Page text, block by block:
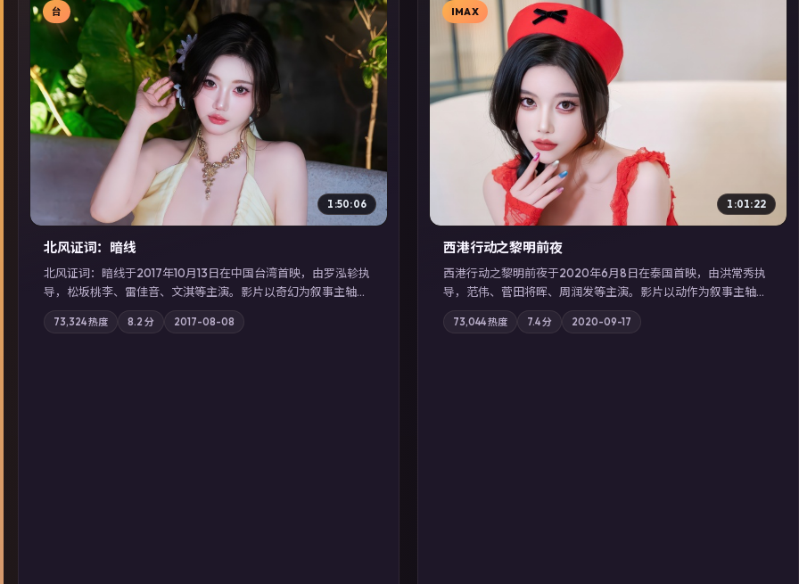
▶
台
1:50:06
北风证词：暗线
北风证词：暗线于2017年10月13日在中国台湾首映，由罗泓轸执
导，松坂桃李、雷佳音、文淇等主演。影片以奇幻为叙事主轴，
旧案重提，真相与谎言在同一条时间线上交锋；摄影与配乐强化
地域气质；站内亦可通过「国产免费观看高清电视剧在线看」延
73,324热度 8.2 分 2017-08-08
▶
IMAX
1:01:22
西港行动之黎明前夜
西港行动之黎明前夜于2020年6月8日在泰国首映，由洪常秀执
导，范伟、菅田将晖、周润发等主演。影片以动作为叙事主轴，
亲情与职责必须在倒计时结束前做出抉择；摄影与配乐强化地域
气质；站内亦可通过「国产免费观看高清电视剧在线看」延展检
73,044热度 7.4分 2020-09-17